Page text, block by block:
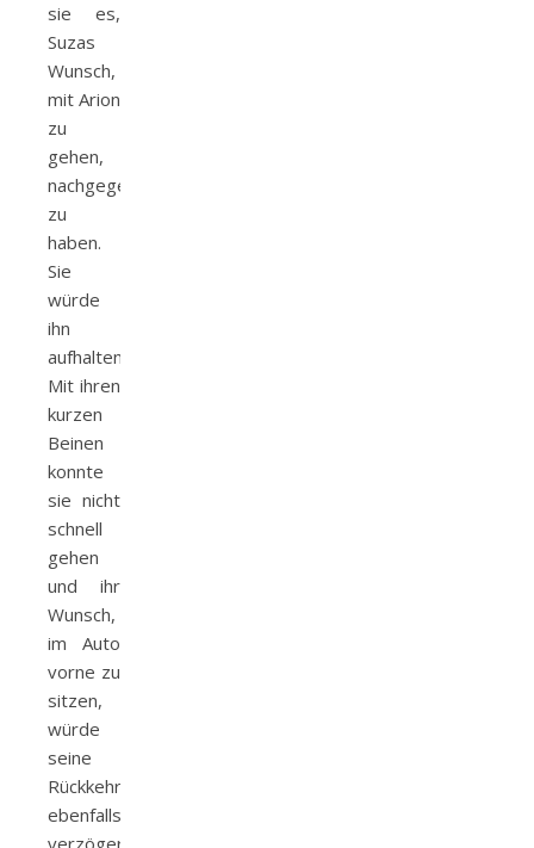
sie es,
Suzas
Wunsch,
mit Arion
zu
gehen,
nachgegeben
zu
haben.
Sie
würde
ihn
aufhalten.
Mit ihren
kurzen
Beinen
konnte
sie nicht
schnell
gehen
und ihr
Wunsch,
im Auto
vorne zu
sitzen,
würde
seine
Rückkehr
ebenfalls
verzögern.